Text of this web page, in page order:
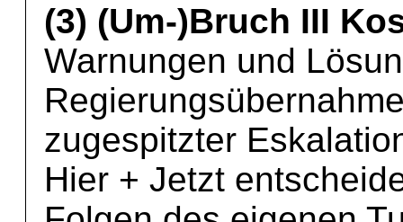
(3) (Um-)Bruch III
Warnungen und
zugespitzter
Hier + Jetzt